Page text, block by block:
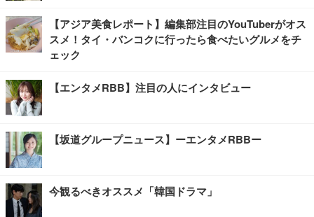
【アジア美食レポート】編集部注目のYouTuberがオス
スメ！タイ・バンコクに行ったら食べたいグルメをチ
ェック
【エンタメRBB】注目の人にインタビュー
【坂道グループニュース】ーエンタメRBBー
今観るべきオススメ「韓国ドラマ」